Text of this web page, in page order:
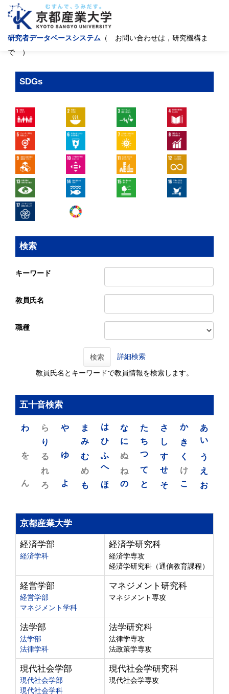
研究者データベースシステム （ お問い合わせは，研究機構ま
で ）
SDGs
検索
キーワード
教員氏名
職種
検索 詳細検索
教員氏名とキーワードで教員情報を検索します。
五十音検索
あ
い
う
え
お
か
き
く
け
こ
さ
し
す
せ
そ
た
ち
つ
て
と
な
に
ぬ
ね
の
は
ひ
ふ
へ
ほ
ま
み
む
め
も
や
ゆ
よ
ら
り
る
れ
ろ
わ
を
ん
京都産業大学
経済学部
経済学科
経済学研究科
経済学専攻
経済学研究科（通信教育課程）
経営学部
経営学部
マネジメント学科
マネジメント研究科
マネジメント専攻
法学部
法学部
法律学科
法学研究科
法律学専攻
法政策学専攻
現代社会学部
現代社会学部
現代社会学科
現代社会学研究科
現代社会学専攻